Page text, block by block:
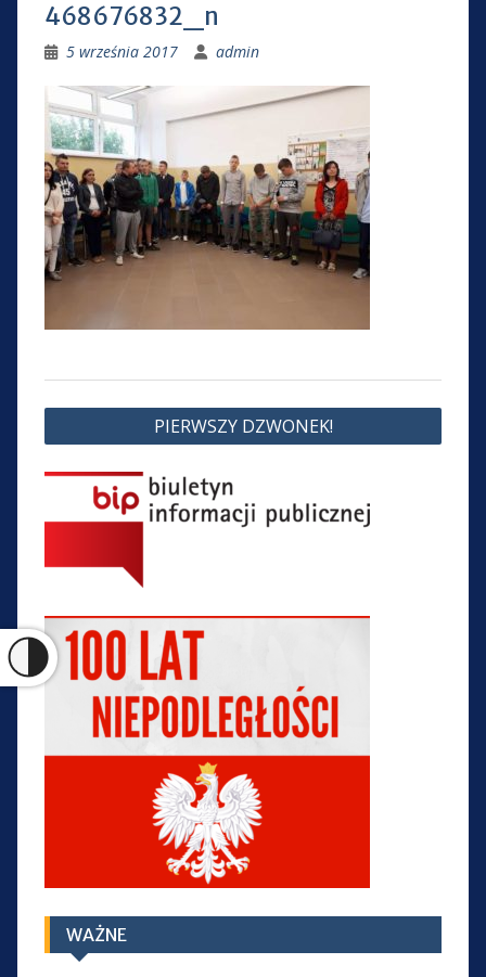
468676832_n
5 września 2017 admin
Nawigacja
wpisu
PIERWSZY DZWONEK!
WAŻNE